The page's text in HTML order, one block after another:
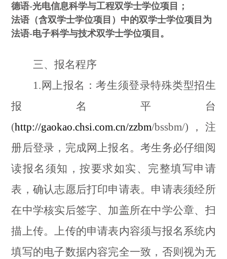
德语-光电信息科学与工程双学士学位项目；
法语（含双学士学位项目）中的双学士学位项目为
法语-电子科学与技术双学士学位项目。
三、报名程序
1. 网上报名：考生须登录特殊类型招生
报名平台
(http://gaokao.chsi.com.cn/zzbm/bssbm/) ，注
册后登录，完成网上报名。考生务必仔细阅
读报名须知，按要求如实、完整填写申请
表，确认志愿后打印申请表。申请表须经所
在中学核实后签字、加盖所在中学公章、扫
描上传。上传的申请表内容须与报名系统内
填写的电子数据内容完全一致，否则视为无